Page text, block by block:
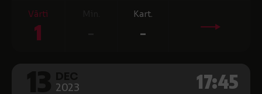
Vārti
1
Kart.
-
2023 17:45